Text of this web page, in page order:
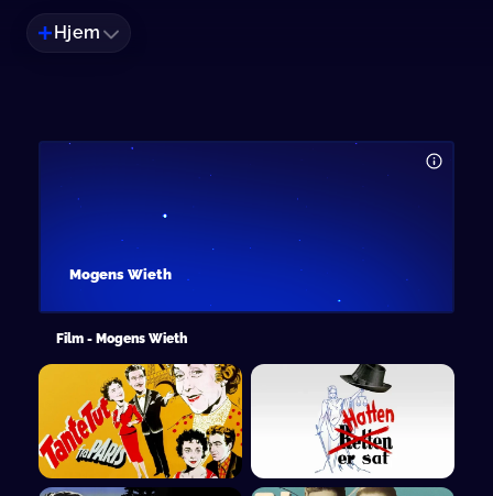
Hjem
Mogens Wieth
Film - Mogens Wieth